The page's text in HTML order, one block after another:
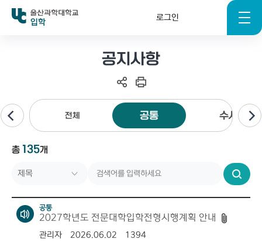
로그인
입학
공지사항
전체 공통 수시
총 135개
검
색
번호
조회수
공통
2027학년도 전문대학입학전형시행계획 안내
관리자 2026.06.02 1394